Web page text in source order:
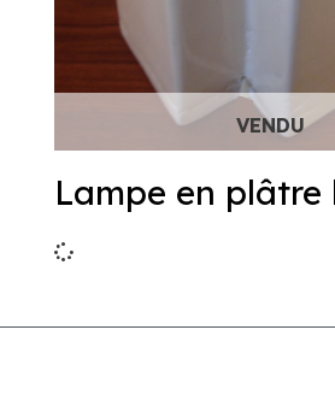
Lampe en plâtre